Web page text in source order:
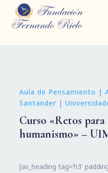
Aula de Pensamiento |
Santander |
Curso «Retos
humanismo» –
[av_heading tag=’h3′